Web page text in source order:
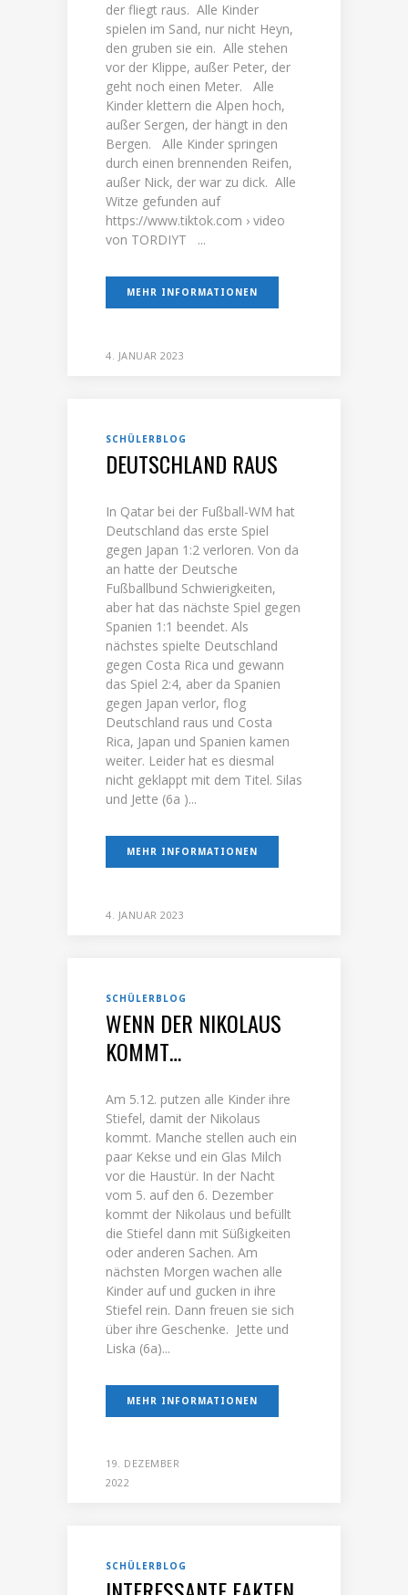
der fliegt raus. Alle Kinder
spielen im Sand, nur nicht Heyn,
den gruben sie ein. Alle stehen
vor der Klippe, außer Peter, der
geht noch einen Meter. Alle
Kinder klettern die Alpen hoch,
außer Sergen, der hängt in den
Bergen. Alle Kinder springen
durch einen brennenden Reifen,
außer Nick, der war zu dick. Alle
Witze gefunden auf
https://www.tiktok.com › video
von TORDIYT ...
MEHR INFORMATIONEN
4. JANUAR 2023
SCHÜLERBLOG
DEUTSCHLAND RAUS
In Qatar bei der Fußball-WM hat
Deutschland das erste Spiel
gegen Japan 1:2 verloren. Von da
an hatte der Deutsche
Fußballbund Schwierigkeiten,
aber hat das nächste Spiel gegen
Spanien 1:1 beendet. Als
nächstes spielte Deutschland
gegen Costa Rica und gewann
das Spiel 2:4, aber da Spanien
gegen Japan verlor, flog
Deutschland raus und Costa
Rica, Japan und Spanien kamen
weiter. Leider hat es diesmal
nicht geklappt mit dem Titel. Silas
und Jette (6a )...
MEHR INFORMATIONEN
4. JANUAR 2023
SCHÜLERBLOG
WENN DER NIKOLAUS
KOMMT…
Am 5.12. putzen alle Kinder ihre
Stiefel, damit der Nikolaus
kommt. Manche stellen auch ein
paar Kekse und ein Glas Milch
vor die Haustür. In der Nacht
vom 5. auf den 6. Dezember
kommt der Nikolaus und befüllt
die Stiefel dann mit Süßigkeiten
oder anderen Sachen. Am
nächsten Morgen wachen alle
Kinder auf und gucken in ihre
Stiefel rein. Dann freuen sie sich
über ihre Geschenke. Jette und
Liska (6a)...
MEHR INFORMATIONEN
19. DEZEMBER
2022
SCHÜLERBLOG